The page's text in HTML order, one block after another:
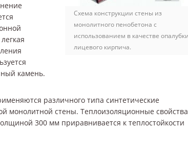
Схема конструкции стены из
монолитного пенобетона с
использованием в качестве
лицевого кирпича.
камень.
различного типа синтетические
монолитной стены. Теплоизоляционные свойства
300 мм приравнивается к теплостойкости